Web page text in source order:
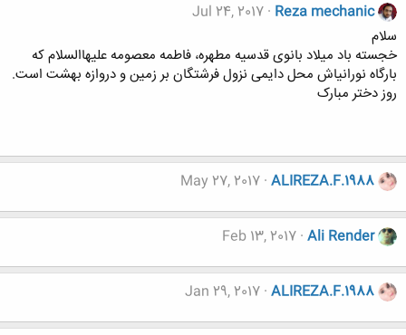
Reza mechanic
Jul 24, 2017
سلام
خجسته باد میلاد بانوی قدسیه مطهره، فاطمه معصومه علیهاالسلام که
بارگاه نورانی‏اش محل دایمی نزول فرشتگان بر زمین و دروازه بهشت است.
روز دختر مبارک
ALIREZA.F.1988
May 27, 2017
Ali Render
Feb 13, 2017
ALIREZA.F.1988
Jan 29, 2017